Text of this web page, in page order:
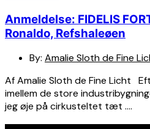
Anmeldelse: FIDELIS
Ronaldo, Refshaleøen
By: Amalie Sloth de Fine
Af Amalie Sloth de Fine Licht
imellem de store
jeg øje på cirkusteltet tæt ….